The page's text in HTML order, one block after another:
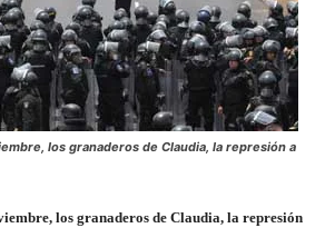
los granaderos de Claudia, la represión a
los granaderos de Claudia, la represión